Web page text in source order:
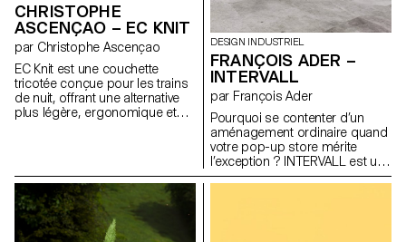
CHRISTOPHE
ASCENÇAO – EC KNIT
par Christophe Ascençao
EC Knit est une couchette
tricotée conçue pour les trains
de nuit, offrant une alternative
plus légère, ergonomique et
TextielMuseum, ce projet utilise
des textiles tricotés en 3D
produits sur une machine à
tricoter circulaire. Cette
DESIGN INDUSTRIEL
FRANÇOIS ADER –
INTERVALL
par François Ader
Pourquoi se contenter d’un
aménagement ordinaire quand
votre pop-up store mérite
l’exception ? INTERVALL est un
système de structures